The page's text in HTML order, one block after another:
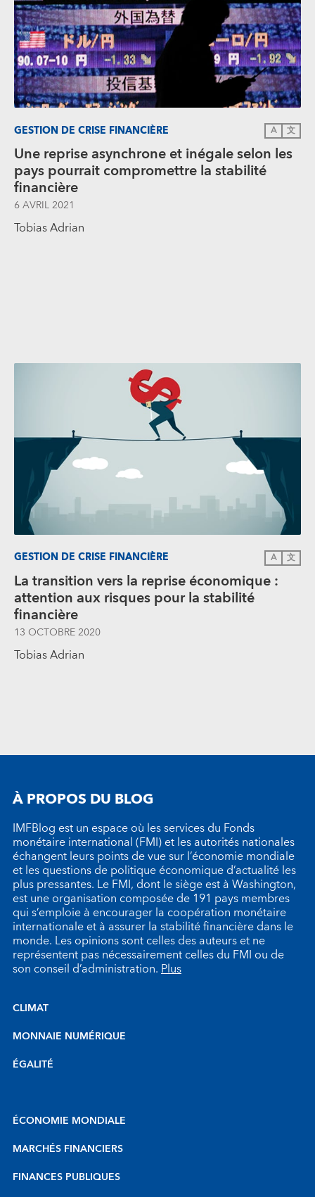
GESTION DE CRISE FINANCIÈRE A 文
Une reprise asynchrone et inégale selon les
pays pourrait compromettre la stabilité
financière
6 AVRIL 2021
Tobias Adrian
GESTION DE CRISE FINANCIÈRE A 文
La transition vers la reprise économique :
attention aux risques pour la stabilité
financière
13 OCTOBRE 2020
Tobias Adrian
À PROPOS DU BLOG
IMFBlog est un espace où les services du Fonds
monétaire international (FMI) et les autorités nationales
échangent leurs points de vue sur l’économie mondiale
et les questions de politique économique d’actualité les
plus pressantes. Le FMI, dont le siège est à Washington,
est une organisation composée de 191 pays membres
qui s’emploie à encourager la coopération monétaire
internationale et à assurer la stabilité financière dans le
monde. Les opinions sont celles des auteurs et ne
représentent pas nécessairement celles du FMI ou de
son conseil d’administration.Plus
CLIMAT
MONNAIE NUMÉRIQUE
ÉGALITÉ
ÉCONOMIE MONDIALE
MARCHÉS FINANCIERS
FINANCES PUBLIQUES